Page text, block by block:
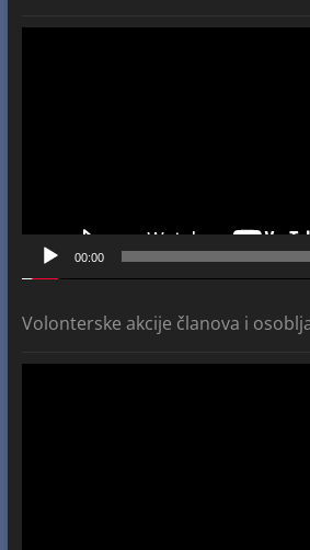
00:00
Volonterske akcije članova i